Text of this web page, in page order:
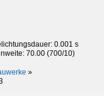
0.001 s
70.00 (700/10)
»